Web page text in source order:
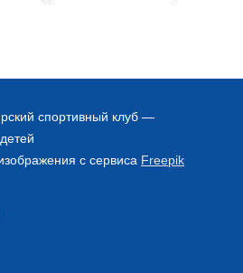
спортивный клуб —
с сервиса Freepik